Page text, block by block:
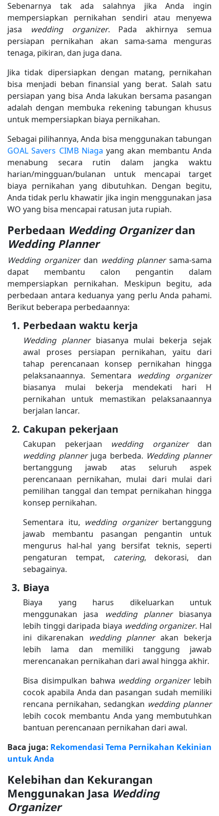
Sebenarnya tak ada salahnya jika Anda ingin
mempersiapkan pernikahan sendiri atau menyewa
jasa wedding organizer. Pada akhirnya semua
persiapan pernikahan akan sama-sama menguras
tenaga, pikiran, dan juga dana.
Jika tidak dipersiapkan dengan matang, pernikahan
bisa menjadi beban finansial yang berat. Salah satu
persiapan yang bisa Anda lakukan bersama pasangan
adalah dengan membuka rekening tabungan khusus
untuk mempersiapkan biaya pernikahan.
Sebagai pilihannya, Anda bisa menggunakan tabungan
GOAL Savers CIMB Niaga yang akan membantu Anda
menabung secara rutin dalam jangka waktu
harian/mingguan/bulanan untuk mencapai target
biaya pernikahan yang dibutuhkan. Dengan begitu,
Anda tidak perlu khawatir jika ingin menggunakan jasa
WO yang bisa mencapai ratusan juta rupiah.
Perbedaan Wedding Organizerdan
Wedding Planner
Wedding organizerdan wedding plannersama-sama
dapat membantu calon pengantin dalam
mempersiapkan pernikahan. Meskipun begitu, ada
perbedaan antara keduanya yang perlu Anda pahami.
Berikut beberapa perbedaannya:
Perbedaan waktu kerja
Wedding plannerbiasanya mulai bekerja sejak
awal proses persiapan pernikahan, yaitu dari
tahap perencanaan konsep pernikahan hingga
pelaksanaannya. Sementara wedding organizer
biasanya mulai bekerja mendekati hari H
pernikahan untuk memastikan pelaksanaannya
berjalan lancar.
Cakupan pekerjaan
Cakupan pekerjaan wedding organizerdan
wedding plannerjuga berbeda. Wedding planner
bertanggung jawab atas seluruh aspek
perencanaan pernikahan, mulai dari mulai dari
pemilihan tanggal dan tempat pernikahan hingga
konsep pernikahan.
Sementara itu, wedding organizerbertanggung
jawab membantu pasangan pengantin untuk
mengurus hal-hal yang bersifat teknis, seperti
pengaturan tempat, catering, dekorasi, dan
sebagainya.
Biaya
Biaya yang harus dikeluarkan untuk
menggunakan jasa
wedding planner biasanya
lebih tinggi daripada biaya wedding organizer. Hal
ini dikarenakan
wedding plannerakan bekerja
lebih lama dan memiliki tanggung jawab
merencanakan pernikahan dari awal hingga akhir.
Bisa disimpulkan bahwa wedding organizerlebih
cocok apabila Anda dan pasangan sudah memiliki
rencana pernikahan, sedangkan wedding planner
lebih cocok membantu Anda yang membutuhkan
bantuan perencanaan pernikahan dari awal.
Baca juga: Rekomendasi Tema Pernikahan Kekinian
untuk Anda
Kelebihan dan Kekurangan
Menggunakan Jasa Wedding
Organizer